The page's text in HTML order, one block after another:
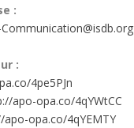
:
Communication@isdb.org
:
4pe5PJn
apo-opa.co/4qYWtCC
apo-opa.co/4qYEMTY